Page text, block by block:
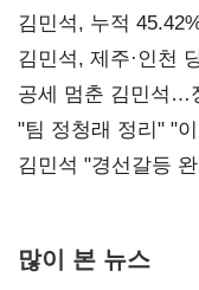
김민석, 누적
0.86%p(2보)
김민석, 제주·인천
공세 멈춘 김민석…
"팀 정청래 정리" "
다툼 격화
김민석 "경선갈등
많이 본 뉴스